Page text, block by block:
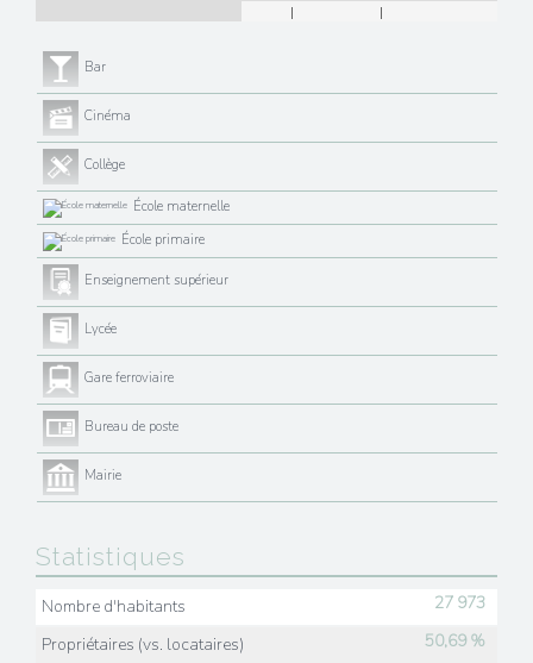
| |
Bar
Cinéma
Collège
École maternelle
École primaire
Enseignement supérieur
Lycée
Gare ferroviaire
Bureau de poste
Mairie
Statistiques
Nombre d'habitants
27 973
Propriétaires (vs. locataires)
50,69 %